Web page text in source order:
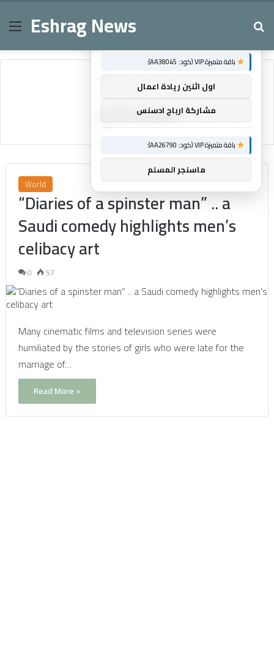
MenuEshrag News
Home/spinster
spinster
World
“Diaries of a spinster man” .. a
Saudi comedy highlights men’s
celibacy art
0 57
Many cinematic films and television series were
humiliated by the stories of girls who were late for the
marriage of…
Read More »
×
باقة متميزة VIP (كود: AA38045):
اول اثنين ريادة اعمال
مشاركة ارباح ادسنس
باقة متميزة VIP (كود: AA26790):
ماسنجر المسلم